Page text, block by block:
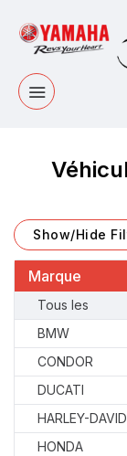
Show/Hide
Marque
Tous les
BMW
CONDOR
DUCATI
HARLEY-
HONDA